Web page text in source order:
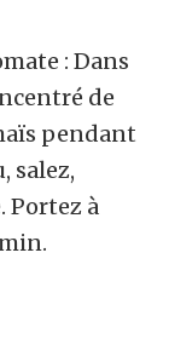
: Dans
de
pendant
salez,
Portez à